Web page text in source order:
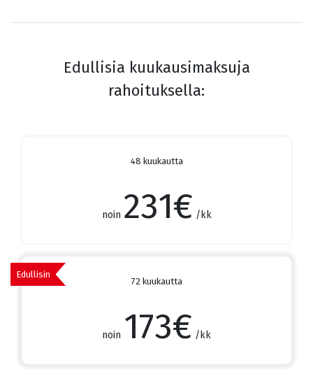
Edullisia kuukausimaksuja
rahoituksella:
48 kuukautta
noin 231€ /kk
Edullisin
72 kuukautta
noin 173€ /kk